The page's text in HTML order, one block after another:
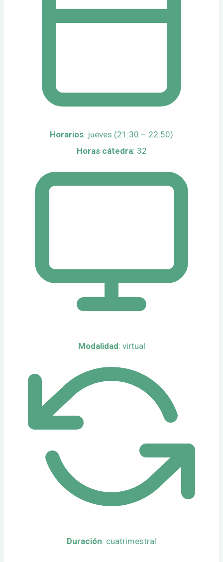
Horarios: jueves (21:30 – 22:50)
Horas cátedra: 32
Modalidad: virtual
Duración: cuatrimestral